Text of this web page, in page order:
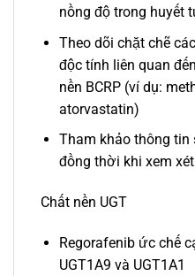
nồng độ trong huyết
Theo dõi chặt chẽ
độc tính liên quan
nền BCRP (ví dụ:
atorvastatin)
Tham khảo thông tin
đồng thời khi xem
Chất nền UGT
Regorafenib ức chế
UGT1A9 và UGT1A1